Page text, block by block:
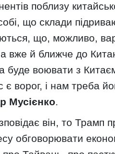
поблизу
що склади
що, можливо,
вже й ближче до
буде воювати з
ворог, і нам треба
Мусієнко.
він, то Трамп
обговорювати